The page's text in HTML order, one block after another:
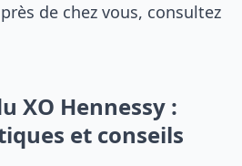
de chez vous, consultez
XO Hennessy :
et conseils